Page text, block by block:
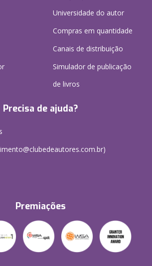
Universidade do autor
Compras em quantidade
Canais de distribuição
Simulador de publicação
de livros
Precisa de ajuda?
Premiações